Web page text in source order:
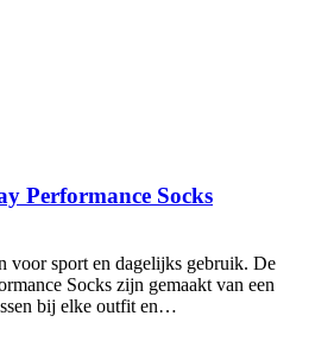
Performance Socks
voor sport en dagelijks gebruik. De
Socks zijn gemaakt van een
bij elke outfit en…